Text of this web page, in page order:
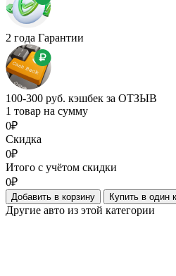
2 года Гарантии
100-300 руб. кэшбек за ОТЗЫВ
1 товар на сумму
0₽
Скидка
0₽
Итого с учётом скидки
0₽
Добавить в корзину Купить в один
Другие авто из этой категории